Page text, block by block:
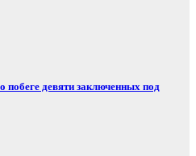
девяти заключенных под